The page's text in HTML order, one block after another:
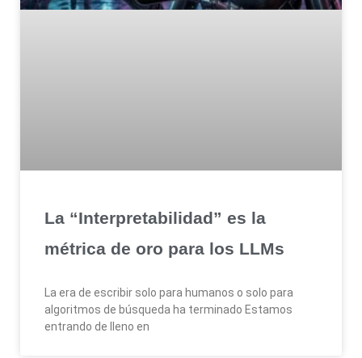
La “Interpretabilidad” es la
métrica de oro para los LLMs
La era de escribir solo para humanos o solo para
algoritmos de búsqueda ha terminado Estamos
entrando de lleno en